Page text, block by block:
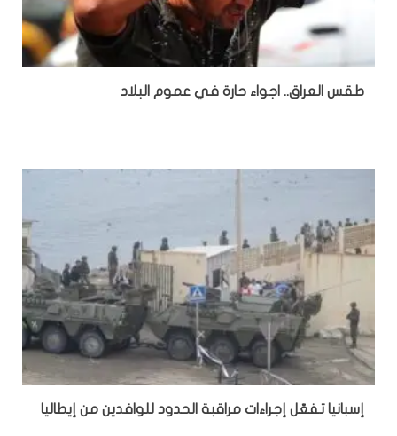
طقس العراق.. اجواء حارة في عموم البلاد
إسبانيا تفعّل إجراءات مراقبة الحدود للوافدين من إيطاليا